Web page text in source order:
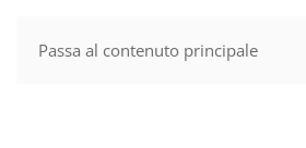
Passa al contenuto principale
MENU